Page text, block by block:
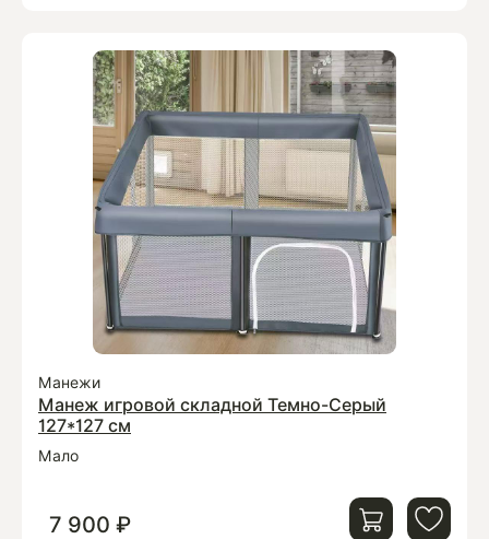
Манежи
Манеж игровой складной Темно-Серый
127*127 см
Мало
7 900 ₽